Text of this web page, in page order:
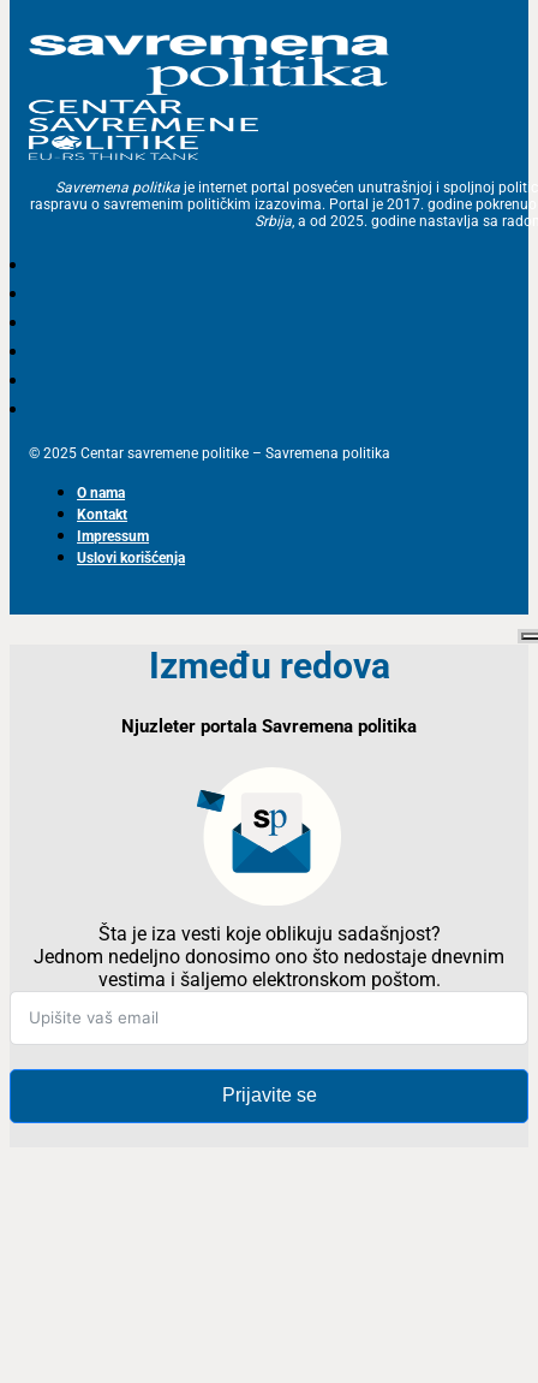
Savremena politika je internet portal posvećen unutrašnjoj i spoljnoj
raspravu o savremenim političkim izazovima. Portal je 2017. godine
Srbija, a od 2025. godine nastavlja sa
© 2025 Centar savremene politike – Savremena politika
O nama
Kontakt
Impressum
Uslovi korišćenja
Između redova
Njuzleter portala Savremena politika
Šta je iza vesti koje oblikuju sadašnjost?
Jednom nedeljno donosimo ono što nedostaje dnevnim
vestima i šaljemo elektronskom poštom.
Prijavite se